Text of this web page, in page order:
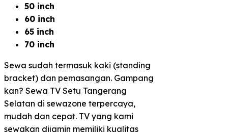
50 inch
60 inch
65 inch
70 inch
Sewa sudah termasuk kaki (standing
bracket) dan pemasangan. Gampang
kan? Sewa TV Setu Tangerang
Selatan di sewazone terpercaya,
mudah dan cepat. TV yang kami
sewakan dijamin memiliki kualitas